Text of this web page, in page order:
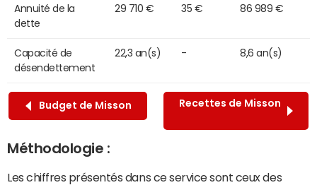
Annuité de la
dette
29 710 € 35 € 86 989 €
Capacité de
désendettement
22,3 an(s) - 8,6 an(s)
Budget de Misson Recettes de Misson
Méthodologie :
Les chiffres présentés dans ce service sont ceux des